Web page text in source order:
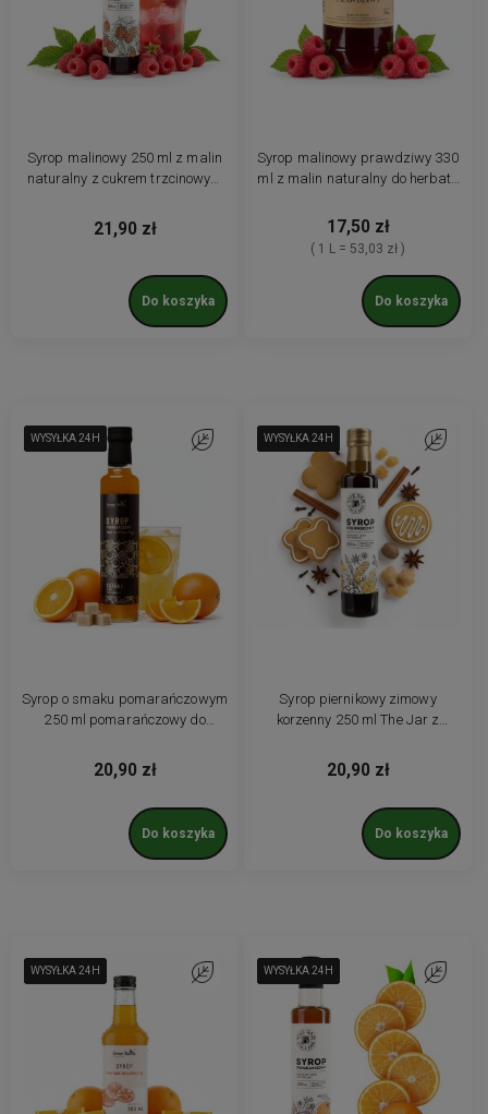
Syrop malinowy 250 ml z malin
naturalny z cukrem trzcinowym
21,90 zł
Do koszyka
Syrop malinowy prawdziwy 330
ml z malin naturalny do herbaty
17,50 zł
( 1 L = 53,03 zł )
Do koszyka
WYSYŁKA 24H
WYSYŁKA 24H
WYSYŁKA 24H
WYSYŁKA 24H
WYSYŁKA 24H
Syrop o smaku pomarańczowym
250 ml pomarańczowy do
20,90 zł
Do koszyka
Do ulubionychWYSYŁKA 24H
WYSYŁKA 24H
WYSYŁKA 24H
WYSYŁKA 24H
WYSYŁKA 24H
Syrop piernikowy zimowy
korzenny 250 ml The Jar z
20,90 zł
Do koszyka
Do
WYSYŁKA 24H
WYSYŁKA 24H
WYSYŁKA 24H
WYSYŁKA 24H Do ulubionychWYSYŁKA 24H
WYSYŁKA 24H
WYSYŁKA 24H
WYSYŁKA 24H
WYSYŁKA 24H Do